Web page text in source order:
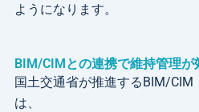
ようになります。
BIM/CIMとの連携で維持管理が
国土交通省が推進するBIM/
は、